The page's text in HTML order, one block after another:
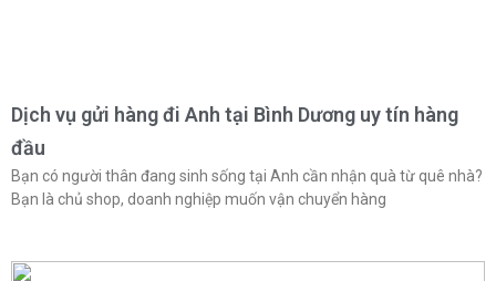
Dịch vụ gửi hàng đi Anh tại Bình Dương uy tín hàng
đầu
Bạn có người thân đang sinh sống tại Anh cần nhận quà từ quê nhà?
Bạn là chủ shop, doanh nghiệp muốn vận chuyển hàng